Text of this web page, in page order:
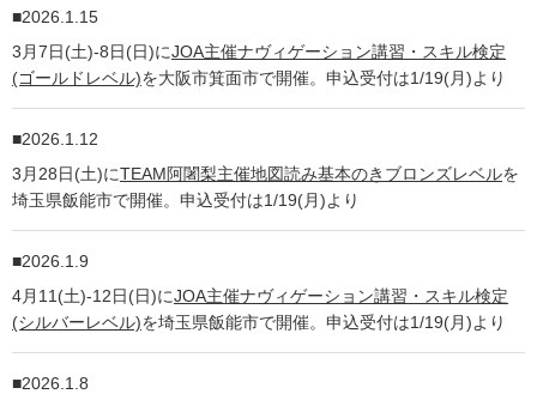
2026.1.15
3月7日(土)-8日(日)にJOA主催ナヴィゲーション講習・スキル検定
(ゴールドレベル)を大阪市箕面市で開催。申込受付は1/19(月)より
2026.1.12
3月28日(土)にTEAM阿闍梨主催地図読み基本のきブロンズレベルを
埼玉県飯能市で開催。申込受付は1/19(月)より
2026.1.9
4月11(土)-12日(日)にJOA主催ナヴィゲーション講習・スキル検定
(シルバーレベル)を埼玉県飯能市で開催。申込受付は1/19(月)より
2026.1.8